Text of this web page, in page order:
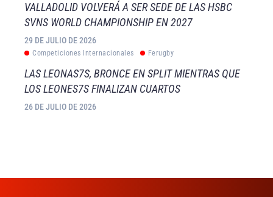
VALLADOLID VOLVERÁ A SER SEDE DE LAS HSBC
SVNS WORLD CHAMPIONSHIP EN 2027
29 DE JULIO DE 2026
Competiciones Internacionales Ferugby
LAS LEONAS7S, BRONCE EN SPLIT MIENTRAS QUE
LOS LEONES7S FINALIZAN CUARTOS
26 DE JULIO DE 2026